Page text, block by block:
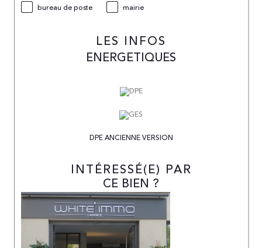
bureau de poste
mairie
LES INFOS
ENERGETIQUES
DPE ANCIENNE VERSION
INTÉRESSÉ(E) PAR
CE BIEN ?